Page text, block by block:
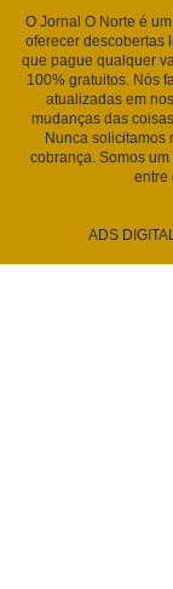
O Jornal O Norte é
oferecer descobertas
que pague qualquer
100% gratuitos. Nós
atualizadas em
mudanças das
Nunca solicitamos
cobrança. Somos
entre
ADS